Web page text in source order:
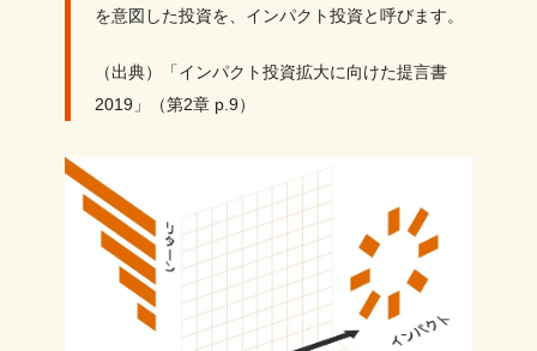
を意図した投資を、インパクト投資と呼びます。
（出典）「インパクト投資拡大に向けた提言書
2019」（第2章 p.9）